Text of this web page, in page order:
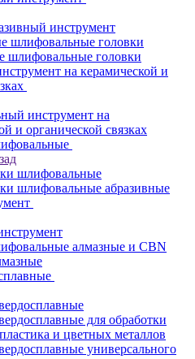
инструмент
шлифовальные головки
шлифовальные головки
на керамической и
инструмент на
и органической связках
шлифовальные
шлифовальные абразивные
алмазные и CBN
для обработки
и цветных металлов
универсального